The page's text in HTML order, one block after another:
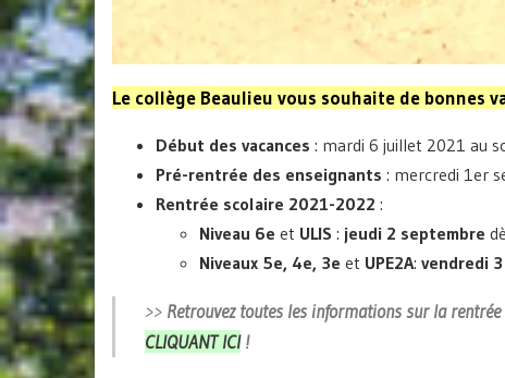
Le collège Beaulieu vous souhaite de bonnes
Début des vacances : mardi 6 juillet 2021 au
Pré-rentrée des enseignants : mercredi 1er
Rentrée scolaire 2021-2022 :
Niveau 6e et ULIS : jeudi 2 septembre
Niveaux 5e, 4e, 3e et UPE2A: vendredi
>> Retrouvez toutes les informations sur la rentrée
CLIQUANT ICI!